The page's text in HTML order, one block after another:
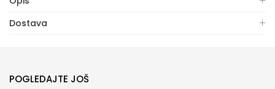
Dostava
POGLEDAJTE JOŠ